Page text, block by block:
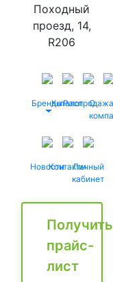
Походный
проезд, 14,
R206
БрендыКаталог
Распродажа
О
НовостиКонтактыЛичный
кабинет
Получить
прайс-
лист